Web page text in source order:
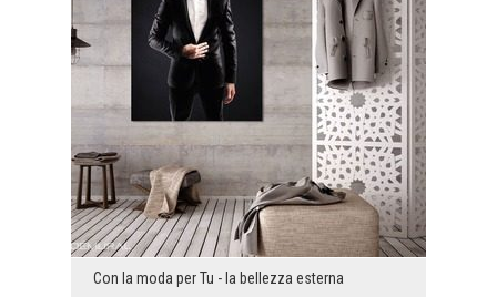
Con la moda per Tu - la bellezza esterna